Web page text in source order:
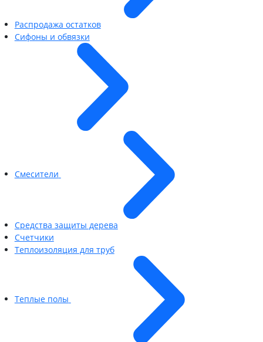
Распродажа остатков
Сифоны и обвязки
Смесители
Средства защиты дерева
Счетчики
Теплоизоляция для труб
Теплые полы